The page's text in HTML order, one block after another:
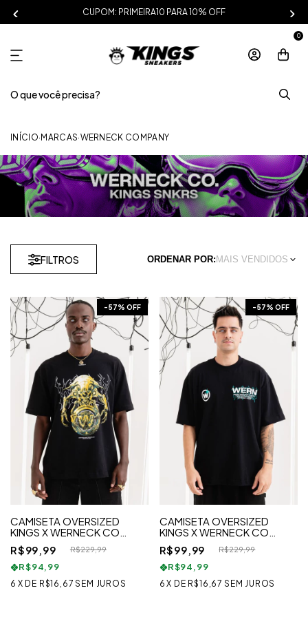
CUPOM: PRIMEIRA10 PARA 10% OFF
0
INÍCIO· MARCAS·WERNECK COMPANY
FILTROS ORDENAR POR: MAIS VENDIDOS
-57% OFF
CAMISETA OVERSIZED
KINGS X WERNECK CO
OVERLOCK
R$99,99 R$229,99
R$94,99
6 X DE R$16,67 SEM JUROS
-57% OFF
CAMISETA OVERSIZED
KINGS X WERNECK CO
NEURODRIVE
R$99,99 R$229,99
R$94,99
6 X DE R$16,67 SEM JUROS